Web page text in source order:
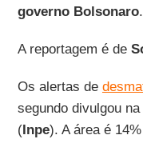
governo Bolsonaro.
A reportagem é de
Os alertas de
segundo divulgou
(Inpe). A área é